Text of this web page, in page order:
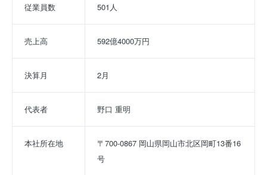
従業員数 501人
売上高 592億4000万円
決算月 2月
代表者 野口 重明
本社所在地
〒700-0867 岡山県岡山市北区岡町13番16
号